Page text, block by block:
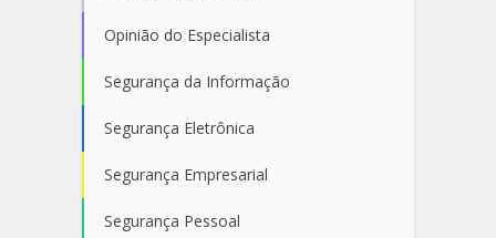
Opinião do Especialista
Segurança da Informação
Segurança Eletrônica
Segurança Empresarial
Segurança Pessoal